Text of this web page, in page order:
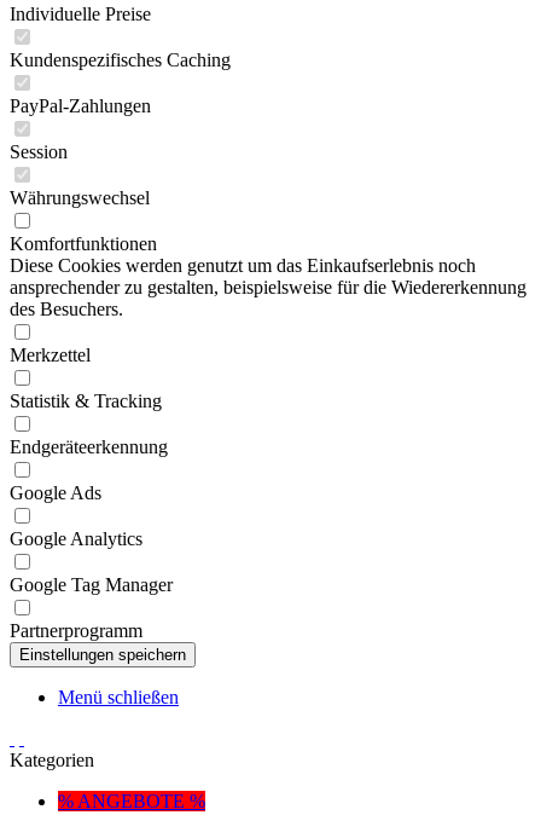
Individuelle Preise
Kundenspezifisches Caching
PayPal-Zahlungen
Session
Währungswechsel
Komfortfunktionen
Diese Cookies werden genutzt um das Einkaufserlebnis noch
ansprechender zu gestalten, beispielsweise für die Wiedererkennung
des Besuchers.
Merkzettel
Statistik & Tracking
Endgeräteerkennung
Google Ads
Google Analytics
Google Tag Manager
Partnerprogramm
Menü schließen
Kategorien
% ANGEBOTE %